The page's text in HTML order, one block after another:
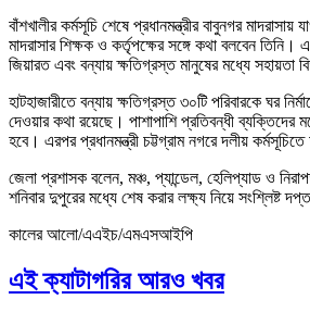
বাঁশখালীর কর্মসূচি শেষে প্রধানমন্ত্রীর বাবুনগর
মাদরাসার শিক্ষক ও কর্তৃপক্ষের সঙ্গে কথা বলবেন তিনি।
জিয়ারত এবং বন্যায় ক্ষতিগ্রস্ত মানুষের মধ্যে সহায়তা
হাটহাজারীতে বন্যায় ক্ষতিগ্রস্ত ৩০টি পরিবারকে ঘর
দেওয়ার কথা রয়েছে। পাশাপাশি প্রতিবন্ধী ব্যক্তিদের
হবে। এরপর প্রধানমন্ত্রী চট্টগ্রাম নগরে দলীয়
জেলা প্রশাসক বলেন, মঞ্চ, প্যান্ডেল, হেলিপ্যাড ও
শনিবার দুপুরের মধ্যে শেষ করার লক্ষ্য নিয়ে সংশ্লিষ্ট
কালের আলো/এএইচ/এমএসআইপি
এই ক্যাটাগরির আরও খবর